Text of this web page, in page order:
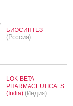
БИОСИНТЕЗ
(Россия)
LOK-BETA
PHARMACEUTICALS
(India) (Индия)